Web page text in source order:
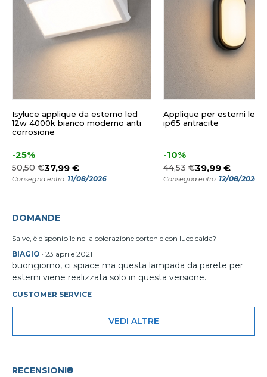
Isyluce applique da esterno led
12w 4000k bianco moderno anti
corrosione
-25%
50,50 €37,99 €
Consegna entro: 11/08/2026
Applique per esterni led
ip65 antracite
-10%
44,53 €39,99 €
Consegna entro: 12/08/2026
DOMANDE
Salve, è disponibile nella colorazione corten e con luce calda?
BIAGIO · 23 aprile 2021
buongiorno, ci spiace ma questa lampada da parete per
esterni viene realizzata solo in questa versione.
CUSTOMER SERVICE
VEDI ALTRE
RECENSIONI